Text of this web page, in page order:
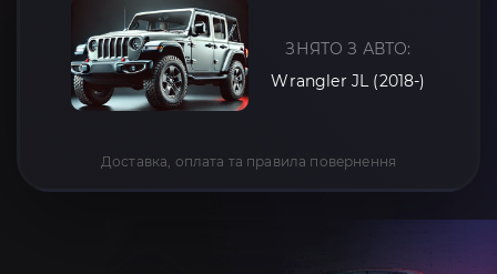
ЗНЯТО З АВТО:
Wrangler JL (2018-)
Доставка, оплата та правила повернення